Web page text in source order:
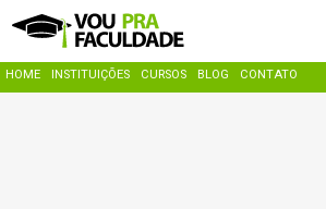
HOME INSTITUIÇÕES CURSOS BLOG CONTATO